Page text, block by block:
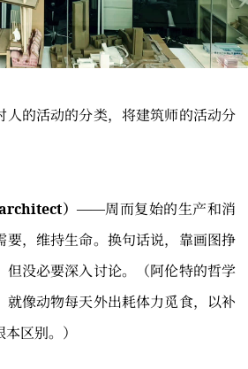
人的活动的分类，将建筑师的活动分
） ——周而复始的生产和消
要，维持生命。换句话说，靠画图挣
但没必要深入讨论。（阿伦特的哲学
就像动物每天外出耗体力觅食，以补
区别。）